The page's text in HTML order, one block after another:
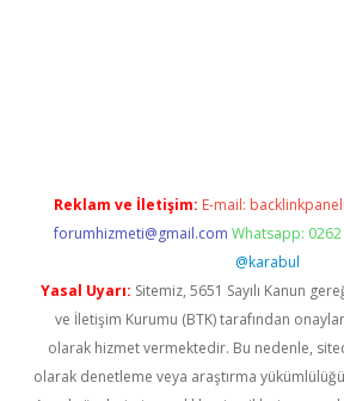
Reklam ve İletişim: E-mail:
forumhizmeti@gmail.com Whatsapp:
@karabul
Yasal Uyarı: Sitemiz, 5651 Sayılı Kanun
ve İletişim Kurumu (BTK) tarafından
olarak hizmet vermektedir. Bu nedenle,
olarak denetleme veya araştırma